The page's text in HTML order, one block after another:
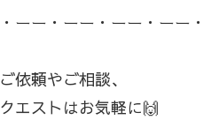
ーー・ーー・ーー・ーー・
依頼やご相談、
エストはお気軽に🙌